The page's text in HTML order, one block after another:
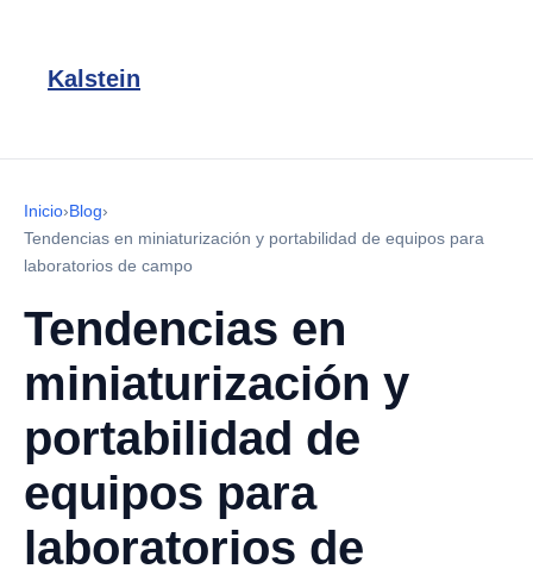
Kalstein
Inicio›Blog›
Tendencias en miniaturización y portabilidad de equipos para
laboratorios de campo
Tendencias en
miniaturización y
portabilidad de
equipos para
laboratorios de